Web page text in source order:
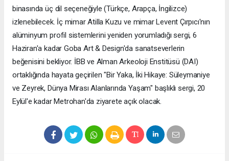
binasında üç dil seçeneğiyle (Türkçe, Arapça, İngilizce)
izlenebilecek. İç mimar Atilla Kuzu ve mimar Levent Çırpıcı'nın
alüminyum profil sistemlerini yeniden yorumladığı sergi, 6
Haziran'a kadar Goba Art & Design'da sanatseverlerin
beğenisini bekliyor. İBB ve Alman Arkeoloji Enstitüsü (DAI)
ortaklığında hayata geçirilen "Bir Yaka, İki Hikaye: Süleymaniye
ve Zeyrek, Dünya Mirası Alanlarında Yaşam" başlıklı sergi, 20
Eylül'e kadar Metrohan'da ziyarete açık olacak.